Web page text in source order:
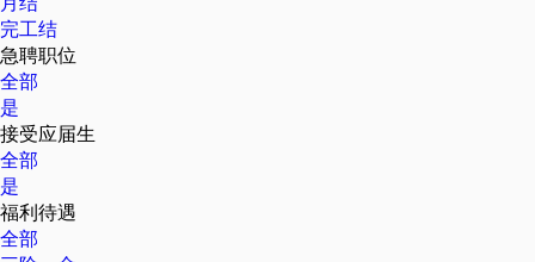
完工结
急聘职位
全部
是
接受应届生
全部
是
福利待遇
全部